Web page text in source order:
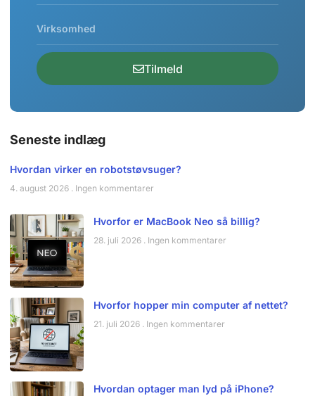
Tilmeld
Seneste indlæg
Hvordan virker en robotstøvsuger?
4. august 2026 Ingen kommentarer
Hvorfor er MacBook Neo så billig?
28. juli 2026 Ingen kommentarer
Hvorfor hopper min computer af nettet?
21. juli 2026 Ingen kommentarer
Hvordan optager man lyd på iPhone?